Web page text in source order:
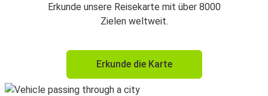
Erkunde unsere Reisekarte mit über 8000
Zielen weltweit.
Erkunde die Karte